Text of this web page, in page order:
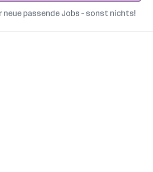
neue passende Jobs – sonst nichts!